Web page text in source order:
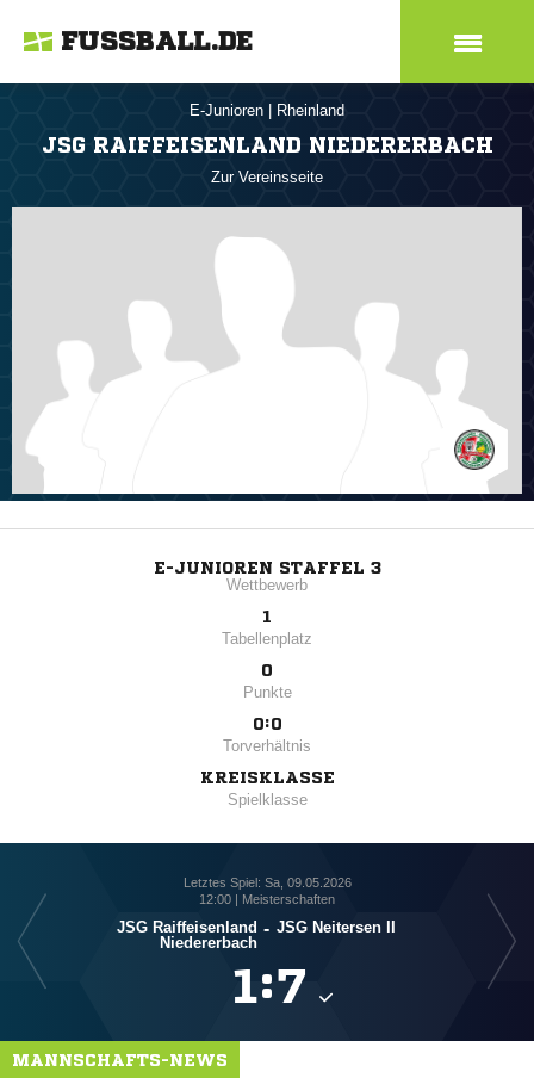
FUSSBALL.DE
E-Junioren Rheinland
JSG RAIFFEISENLAND NIEDERERBACH
Zur Vereinsseite
E-JUNIOREN STAFFEL 3
Wettbewerb
1
Tabellenplatz
0
Punkte
0:0
Torverhältnis
KREISKLASSE
Spielklasse
Letztes Spiel: Sa, 09.05.2026
12:00 | Meisterschaften
JSG Raiffeisenland
Niedererbach
- JSG Neitersen II
:
MANNSCHAFTS-NEWS